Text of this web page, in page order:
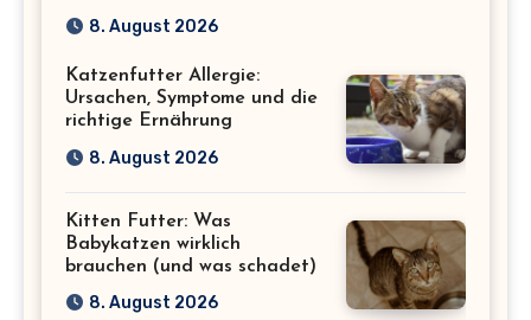
eine gesunde Katze
8. August 2026
Katzenfutter Allergie:
Ursachen, Symptome und die
richtige Ernährung
8. August 2026
Kitten Futter: Was
Babykatzen wirklich
brauchen (und was schadet)
8. August 2026